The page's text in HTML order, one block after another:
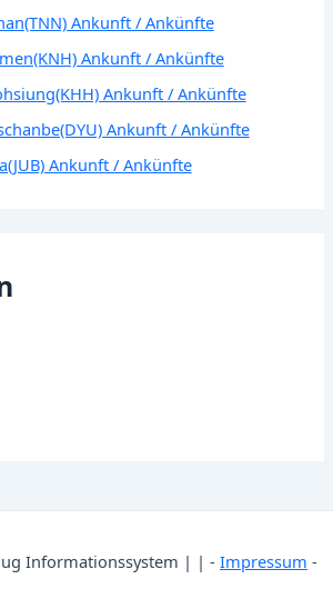
Ankunft / Ankünfte
Ankunft / Ankünfte
Ankunft / Ankünfte
Ankunft / Ankünfte
Ankunft / Ankünfte
Informationssystem | | - Impressum -